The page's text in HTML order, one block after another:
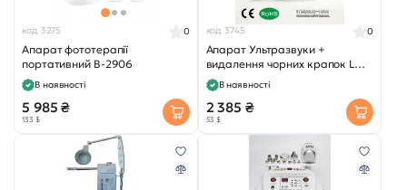
код 3275
Апарат фототерапії
портативний B-2906
0
В наявності
5 985 ₴
133 $
код 3745
Апарат Ультразвуки +
видалення чорних крапок LQ-
138B
0
В наявності
2 385 ₴
53 $